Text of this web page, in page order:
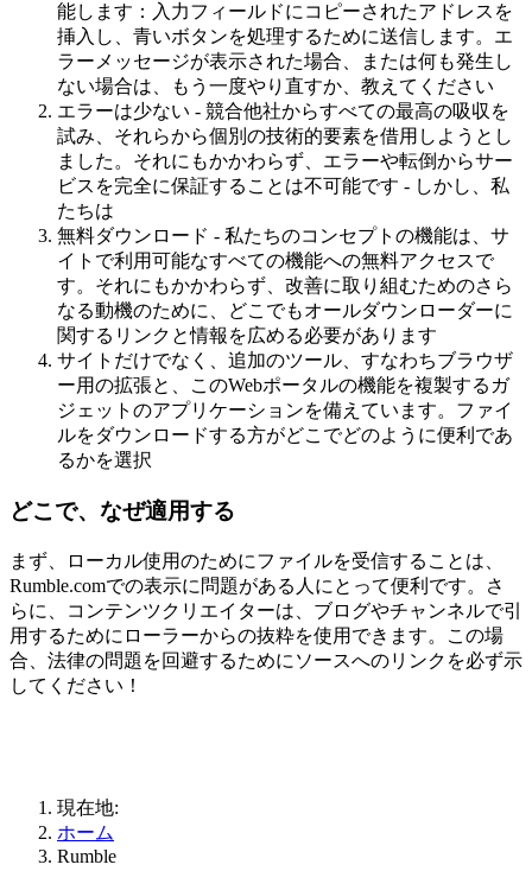
能します：入力フィールドにコピーされたアドレスを
挿入し、青いボタンを処理するために送信します。エ
ラーメッセージが表示された場合、または何も発生し
ない場合は、もう一度やり直すか、教えてください
エラーは少ない - 競合他社からすべての最高の吸収を
試み、それらから個別の技術的要素を借用しようとし
ました。それにもかかわらず、エラーや転倒からサー
ビスを完全に保証することは不可能です - しかし、私
たちは
無料ダウンロード - 私たちのコンセプトの機能は、サ
イトで利用可能なすべての機能への無料アクセスで
す。それにもかかわらず、改善に取り組むためのさら
なる動機のために、どこでもオールダウンローダーに
関するリンクと情報を広める必要があります
サイトだけでなく、追加のツール、すなわちブラウザ
ー用の拡張と、このWebポータルの機能を複製するガ
ジェットのアプリケーションを備えています。ファイ
ルをダウンロードする方がどこでどのように便利であ
るかを選択
どこで、なぜ適用する
まず、ローカル使用のためにファイルを受信することは、
Rumble.comでの表示に問題がある人にとって便利です。さ
らに、コンテンツクリエイターは、ブログやチャンネルで引
用するためにローラーからの抜粋を使用できます。この場
合、法律の問題を回避するためにソースへのリンクを必ず示
してください！
現在地:
ホーム
Rumble